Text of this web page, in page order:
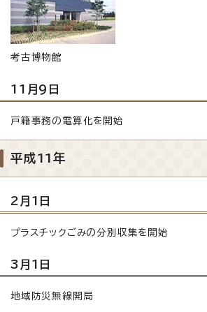
考古博物館
11月9日
戸籍事務の電算化を開始
平成11年
2月1日
プラスチックごみの分別収集を開始
3月1日
地域防災無線開局